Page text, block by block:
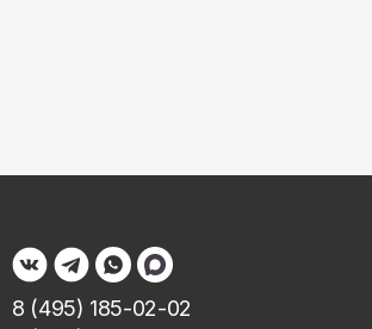
8 (495) 185-02-02